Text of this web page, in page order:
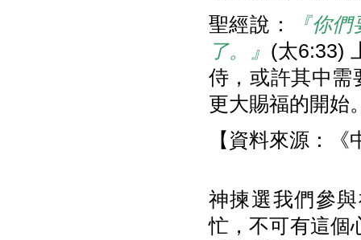
聖經說：
『你
了。』 (太6:33)
侍，或許其中需
更大賜福的開始
【資料來源：
神揀選我們參
忙，不可有這個